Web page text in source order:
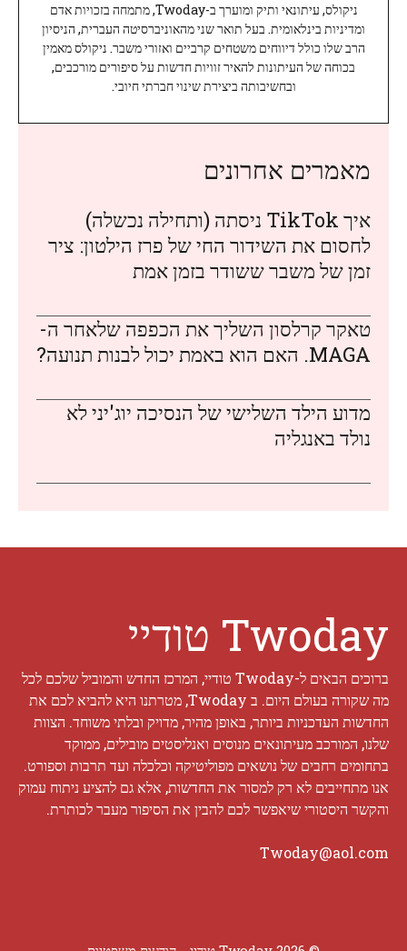
ניקולס, עיתונאי ותיק ומוערך ב-Twoday, מתמחה בזכויות אדם
ומדיניות בינלאומית. בעל תואר שני מהאוניברסיטה העברית, הניסיון
הרב שלו כולל דיווחים משטחים קרביים ואזורי משבר. ניקולס מאמין
בכוחה של העיתונות להאיר זוויות חדשות על סיפורים מורכבים,
ובחשיבותה ביצירת שינוי חברתי חיובי.
מאמרים אחרונים
איך TikTok ניסתה (ותחילה נכשלה)
לחסום את השידור החי של פרז הילטון: ציר
זמן של משבר ששודר בזמן אמת
טאקר קרלסון השליך את הכפפה שלאחר ה-
MAGA. האם הוא באמת יכול לבנות תנועה?
מדוע הילד השלישי של הנסיכה יוג'יני לא
נולד באנגליה
Twoday טודיי
ברוכים הבאים ל-Twoday טודיי, המרכז החדש והמוביל שלכם לכל
מה שקורה בעולם היום. ב Twoday, מטרתנו היא להביא לכם את
החדשות העדכניות ביותר, באופן מהיר, מדויק ובלתי משוחד. הצוות
שלנו, המורכב מעיתונאים מנוסים ואנליסטים מובילים, ממוקד
בתחומים רחבים של נושאים מפוליטיקה וכלכלה ועד תרבות וספורט.
אנו מתחייבים לא רק למסור את החדשות, אלא גם להציע ניתוח עמוק
והקשר היסטורי שיאפשר לכם להבין את הסיפור מעבר לכותרת.
Twoday@aol.com